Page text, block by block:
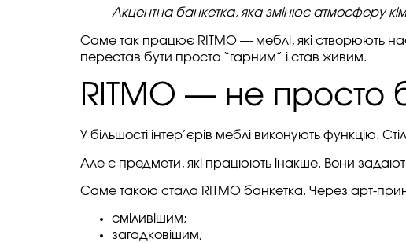
Акцентна банкетка, яка змінює атмосферу
Саме так працює RITMO — меблі, які створюють
перестав бути просто “гарним” і став живим.
RITMO — не просто
У більшості інтер’єрів меблі виконують функцію.
Але є предмети, які працюють інакше. Вони
Саме такою стала RITMO банкетка. Через арт-
сміливішим;
загадковішим;